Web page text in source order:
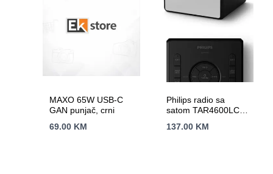
MAXO 65W USB-C
GAN punjač, crni
69.00 KM
Philips radio sa
satom TAR4600LCD
FM/DAB+;USB-C
137.00 KM